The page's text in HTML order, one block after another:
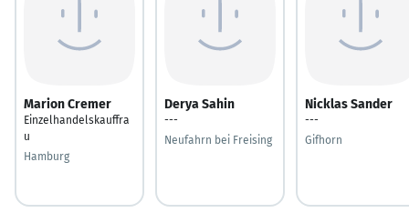
Marion Cremer
Einzelhandelskauffra
u
Hamburg
Derya Sahin
---
Neufahrn bei Freising
Nicklas Sander
---
Gifhorn